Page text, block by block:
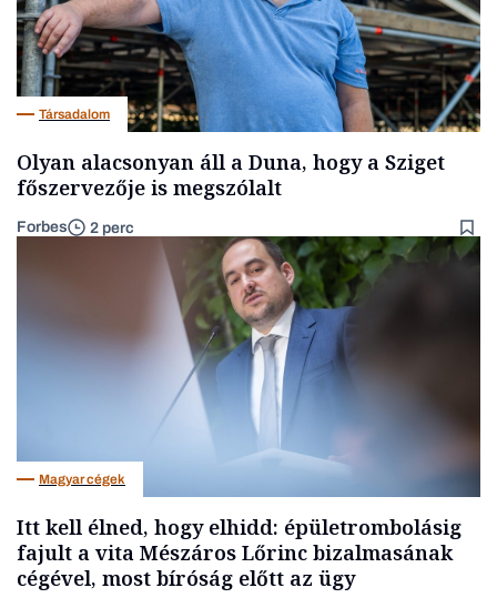
Társadalom
Olyan alacsonyan áll a Duna, hogy a Sziget
főszervezője is megszólalt
Forbes 2 perc
Magyar cégek
Itt kell élned, hogy elhidd: épületrombolásig
fajult a vita Mészáros Lőrinc bizalmasának
cégével, most bíróság előtt az ügy